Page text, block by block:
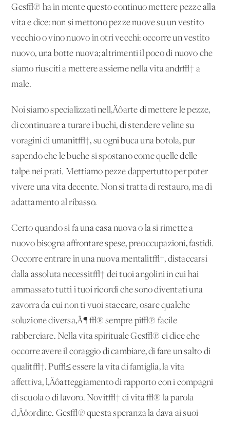
Ges√π ha in mente questo continuo mettere pezze alla
vita e dice: non si mettono pezze nuove su un vestito
vecchio o vino nuovo in otri vecchi: occorre un vestito
nuovo, una botte nuova; altrimenti il poco di nuovo che
siamo riusciti a mettere assieme nella vita andr√† a
male.
Noi siamo specializzati nell‚Äôarte di mettere le pezze,
di continuare a turare i buchi, di stendere veline su
voragini di umanit√†, su ogni buca una botola, pur
sapendo che le buche si spostano come quelle delle
talpe nei prati. Mettiamo pezze dappertutto per poter
vivere una vita decente. Non si tratta di restauro, ma di
adattamento al ribasso.
Certo quando si fa una casa nuova o la si rimette a
nuovo bisogna affrontare spese, preoccupazioni, fastidi.
Occorre entrare in una nuova mentalit√†, distaccarsi
dalla assoluta necessit√† dei tuoi angolini in cui hai
ammassato tutti i tuoi ricordi che sono diventati una
zavorra da cui non ti vuoi staccare, osare qualche
soluzione diversa‚Ä¶ √® sempre pi√π facile
rabberciare. Nella vita spirituale Ges√π ci dice che
occorre avere il coraggio di cambiare, di fare un salto di
qualit√†. Pu√≤ essere la vita di famiglia, la vita
affettiva, l‚Äôatteggiamento di rapporto con i compagni
di scuola o di lavoro. Novit√† di vita √® la parola
d‚Äôordine. Ges√π questa speranza la dava ai suoi